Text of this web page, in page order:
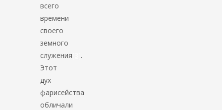
всего
времени
своего
земного
служения
.
Этот
дух
фарисейства
обличали